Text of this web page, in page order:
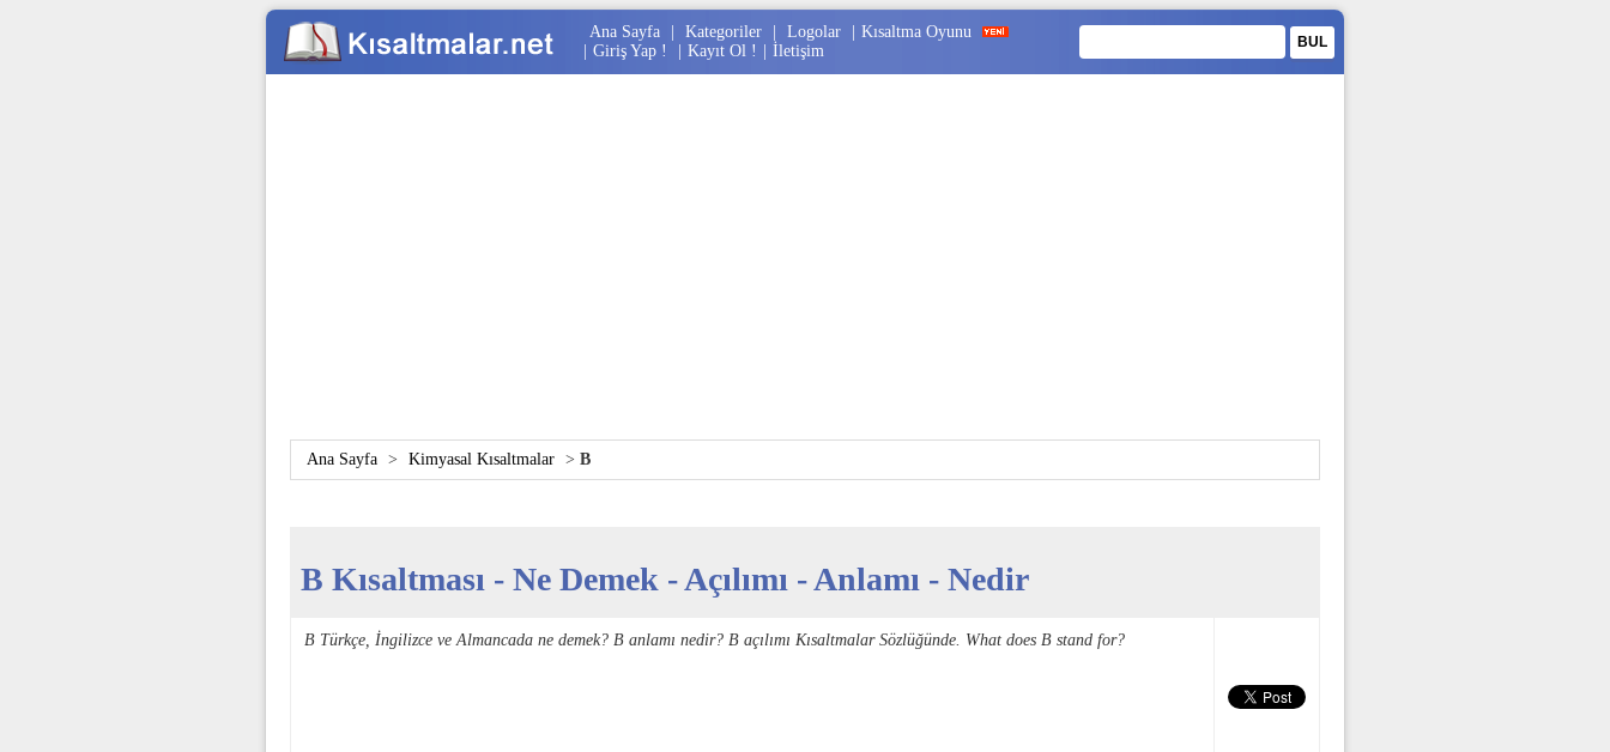
Ana Sayfa Kategoriler Logolar
Kısaltma Oyunu
Giriş Yap ! Kayıt Ol ! İletişim
Ana Sayfa > Kimyasal Kısaltmalar > B
B Kısaltması - Ne Demek - Açılımı - Anlamı - Nedir
B Türkçe, İngilizce ve Almancada ne demek? B anlamı nedir? B açılımı Kısaltmalar Sözlüğünde. What does B stand for?